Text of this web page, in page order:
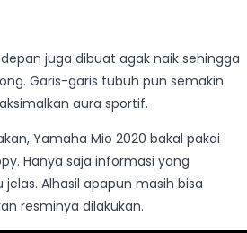
juga dibuat agak naik sehingga
Garis-garis tubuh pun semakin
aura sportif.
Yamaha Mio 2020 bakal pakai
Hanya saja informasi yang
Alhasil apapun masih bisa
resminya dilakukan.